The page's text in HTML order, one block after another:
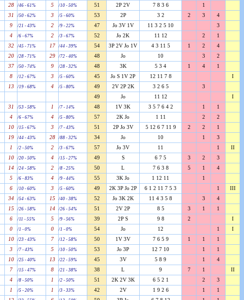
28 /46 - 61% 5 /10 - 50% 51 2P 2V 7 8 3 6 1
31 /50 - 62% 3 /5 - 60% 53 2P 3 2 2 3 4
9 /21 - 43% 2 /9 - 22% 47 Jo 3V 1V 11 3 2 5 10 3
4 /6 - 67% 2 /3 - 67% 52 Jo 2K 11 12 2 1
32 /45 - 71% 17 /44 - 39% 54 3P 2V Jo 1V 4 3 11 5 1 2 4
20 /28 - 71% 29 /72 - 40% 48 Jo 10 3 2
37 /50 - 74% 9 /28 - 32% 48 3K 5 3 4 1 4 1
8 /12 - 67% 3 /5 - 60% 45 Jo S 1V 2P 12 11 7 8 I
13 /19 - 68% 4 /5 - 80% 49 2V 2P 2K 3 2 6 5 3
49 Jo 11 12 I
31 /53 - 58% 1 /7 - 14% 48 1V 3K 3 5 7 6 4 2 1 1
4 /6 - 67% 4 /5 - 80% 57 2K Jo 1 11 2 2
10 /15 - 67% 3 /7 - 43% 51 2P Jo 3V 5 12 6 7 11 9 2 2 1
19 /44 - 43% 28 /88 - 32% 34 Jo 10 1 3
1 /2 - 50% 2 /3 - 67% 57 Jo 3V 11 1 II
10 /20 - 50% 4 /15 - 27% 49 S 6 7 5 3 2 3
14 /24 - 58% 2 /8 - 25% 50 L 7 6 3 8 5 1 4
5 /6 - 83% 4 /9 - 44% 55 3K Jo 1 12 11 1
6 /10 - 60% 3 /5 - 60% 49 2K 3P Jo 2P 6 1 2 11 7 5 3 1 III
34 /54 - 63% 15 /40 - 38% 52 Jo 3K 2K 11 4 3 5 8 3 4
15 /26 - 58% 14 /26 - 54% 51 2V 2P 8 5 3 1 1
6 /11 - 55% 5 /9 - 56% 39 2P S 9 8 2 I
0 /1 - 0% 0 /1 - 0% 54 Jo 12 1 I
10 /23 - 43% 7 /12 - 58% 50 1V 3V 7 6 5 9 1 1 1
3 /7 - 43% 5 /10 - 50% 53 Jo 3P 12 7 10 1 1
10 /25 - 40% 13 /22 - 59% 45 3V 5 8 9 1 4
7 /15 - 47% 8 /21 - 38% 38 L 9 7 1 II
4 /8 - 50% 1 /2 - 50% 51 2K 2V 3K 6 5 2 1 2 3
1 /5 - 20% 1 /3 - 33% 42 2V 1 9 2 6 1 1